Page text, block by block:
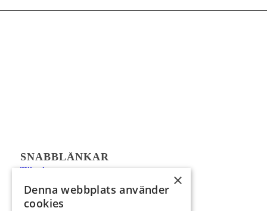
SNABBLÄNKAR
Till salu
Supreme
Säljprocessen
×
Denna webbplats använder
cookies